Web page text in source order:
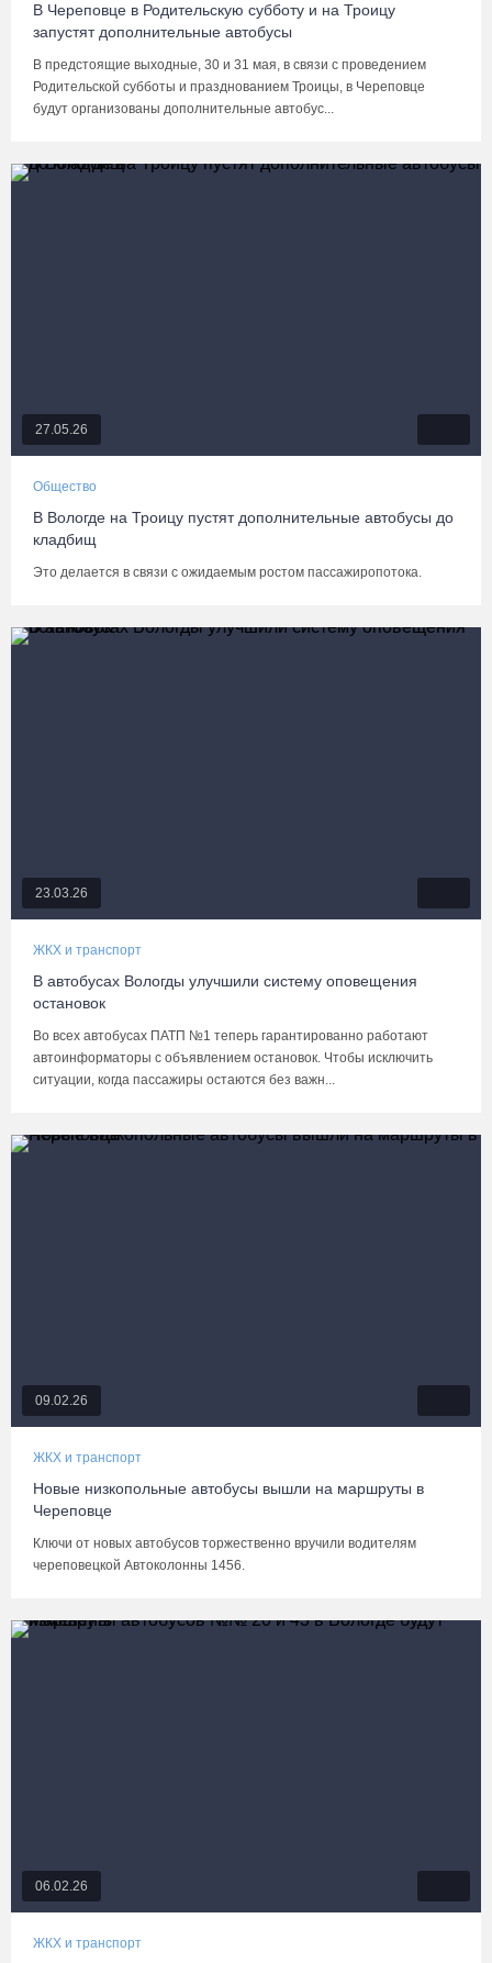
В Череповце в Родительскую субботу и на Троицу
запустят дополнительные автобусы
В предстоящие выходные, 30 и 31 мая, в связи с проведением
Родительской субботы и празднованием Троицы, в Череповце
будут организованы дополнительные автобус...
27.05.26
Общество
В Вологде на Троицу пустят дополнительные автобусы до
кладбищ
Это делается в связи с ожидаемым ростом пассажиропотока.
23.03.26
ЖКХ и транспорт
В автобусах Вологды улучшили систему оповещения
остановок
Во всех автобусах ПАТП №1 теперь гарантированно работают
автоинформаторы с объявлением остановок. Чтобы исключить
ситуации, когда пассажиры остаются без важн...
09.02.26
ЖКХ и транспорт
Новые низкопольные автобусы вышли на маршруты в
Череповце
Ключи от новых автобусов торжественно вручили водителям
череповецкой Автоколонны 1456.
06.02.26
ЖКХ и транспорт